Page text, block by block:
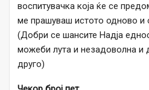
воспитувачка која ќе се
ме прашуваш истото одново и
(Добри се шансите Надја
можеби лута и незадоволна и
друго)